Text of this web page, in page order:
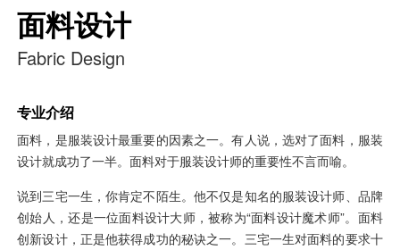
面料设计
Fabric Design
专业介绍
面料，是服装设计最重要的因素之一。有人说，选对了面料，服装
设计就成功了一半。面料对于服装设计师的重要性不言而喻。
说到三宅一生，你肯定不陌生。他不仅是知名的服装设计师、品牌
创始人，还是一位面料设计大师，被称为“面料设计魔术师”。面料
创新设计，正是他获得成功的秘诀之一。三宅一生对面料的要求十